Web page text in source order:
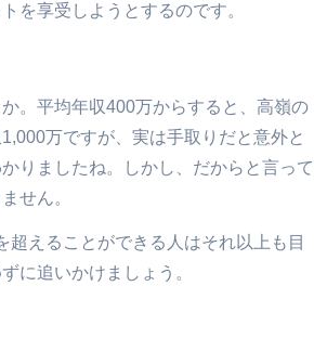
を享受しようとするのです。
。平均年収400万からすると、高嶺の
万ですが、実は手取りだと意外と
りましたね。しかし、だからと言って
せん。
超えることができる人はそれ以上も目
に追いかけましょう。